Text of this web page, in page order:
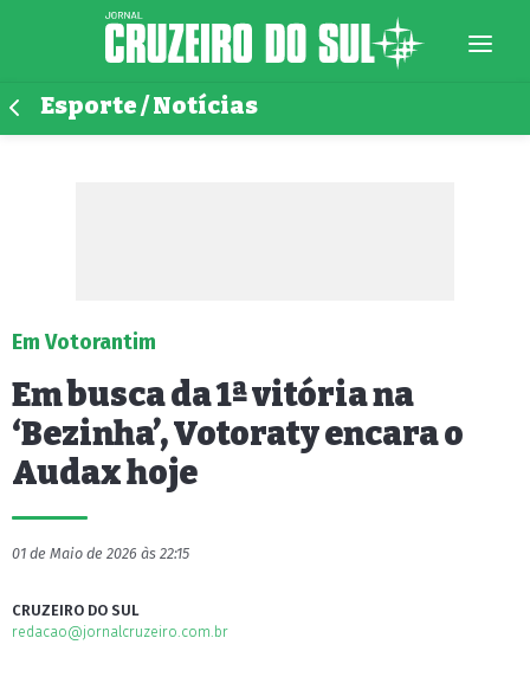
Esporte / Notícias
Em Votorantim
Em busca da 1ª vitória na
‘Bezinha’, Votoraty encara o
Audax hoje
01 de Maio de 2026 às 22:15
CRUZEIRO DO SUL
redacao@jornalcruzeiro.com.br